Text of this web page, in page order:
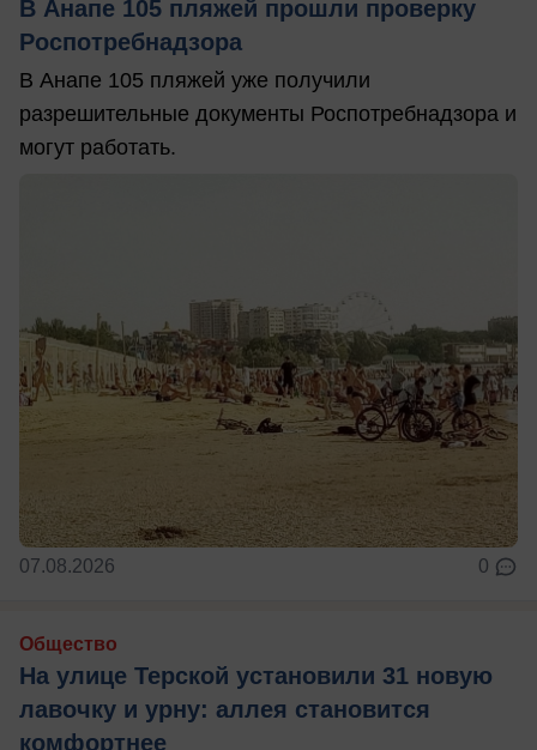
В Анапе 105 пляжей прошли проверку
Роспотребнадзора
В Анапе 105 пляжей уже получили
разрешительные документы Роспотребнадзора и
могут работать.
07.08.2026 0
Общество
На улице Терской установили 31 новую
лавочку и урну: аллея становится
комфортнее